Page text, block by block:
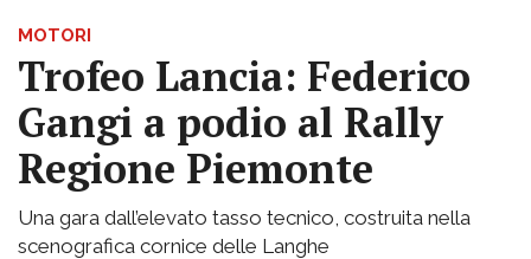
MOTORI
Trofeo Lancia: Federico
Gangi a podio al Rally
Regione Piemonte
Una gara dall’elevato tasso tecnico, costruita nella
scenografica cornice delle Langhe